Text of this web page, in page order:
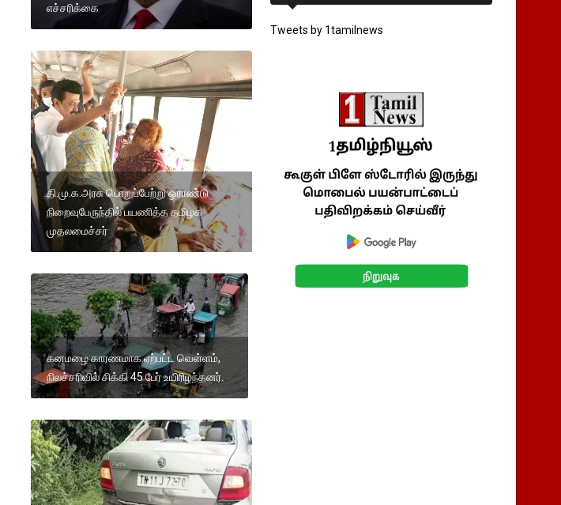
எச்சரிக்கை
தி.மு.க.அரசு பொறுப்பேற்று ஒராண்டு
நிறைவுபேருந்தில் பயணித்த தமிழக
முதலமைச்சர்
கனமழை காரணமாக ஏற்பட்ட வெள்ளம்,
நிலச்சரிவில் சிக்கி 45 பேர் உயிரிழந்தனர்.
Tweets by 1tamilnews